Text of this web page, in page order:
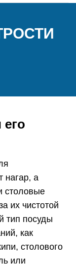
нагар, а
столовые
их чистотой
тип посуды
как
столового
или